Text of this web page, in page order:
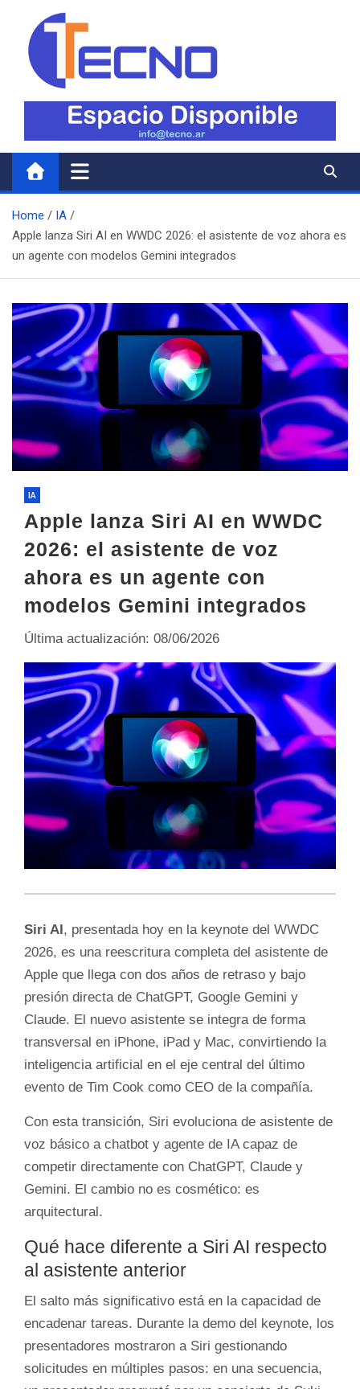
content
Tecno
Todo lo nuevo en Tecnología
Home
IA
Apple lanza Siri AI en WWDC 2026: el asistente de voz ahora es
un agente con modelos Gemini integrados
IA
Apple lanza Siri AI en WWDC
2026: el asistente de voz
ahora es un agente con
modelos Gemini integrados
Última actualización: 08/06/2026
Siri AI , presentada hoy en la keynote del WWDC
2026, es una reescritura completa del asistente de
Apple que llega con dos años de retraso y bajo
presión directa de ChatGPT, Google Gemini y
Claude. El nuevo asistente se integra de forma
transversal en iPhone, iPad y Mac, convirtiendo la
inteligencia artificial en el eje central del último
evento de Tim Cook como CEO de la compañía.
Con esta transición, Siri evoluciona de asistente de
voz básico a chatbot y agente de IA capaz de
competir directamente con ChatGPT, Claude y
Gemini. El cambio no es cosmético: es
arquitectural.
Qué hace diferente a Siri AI respecto
al asistente anterior
El salto más significativo está en la capacidad de
encadenar tareas. Durante la demo del keynote, los
presentadores mostraron a Siri gestionando
solicitudes en múltiples pasos: en una secuencia,